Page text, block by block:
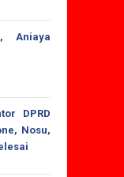
Aniaya
DPRD
Nosu,